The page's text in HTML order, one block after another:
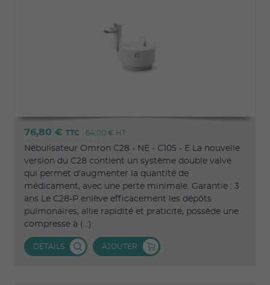
76,80 € TTC 64,00 € HT
Nébulisateur Omron C28 - NE - C105 - E La nouvelle
version du C28 contient un système double valve
qui permet d'augmenter la quantité de
médicament, avec une perte minimale. Garantie : 3
ans Le C28-P enlève efficacement les dépôts
pulmonaires, allie rapidité et praticité, possède une
compresse à (...)
DÉTAILS AJOUTER